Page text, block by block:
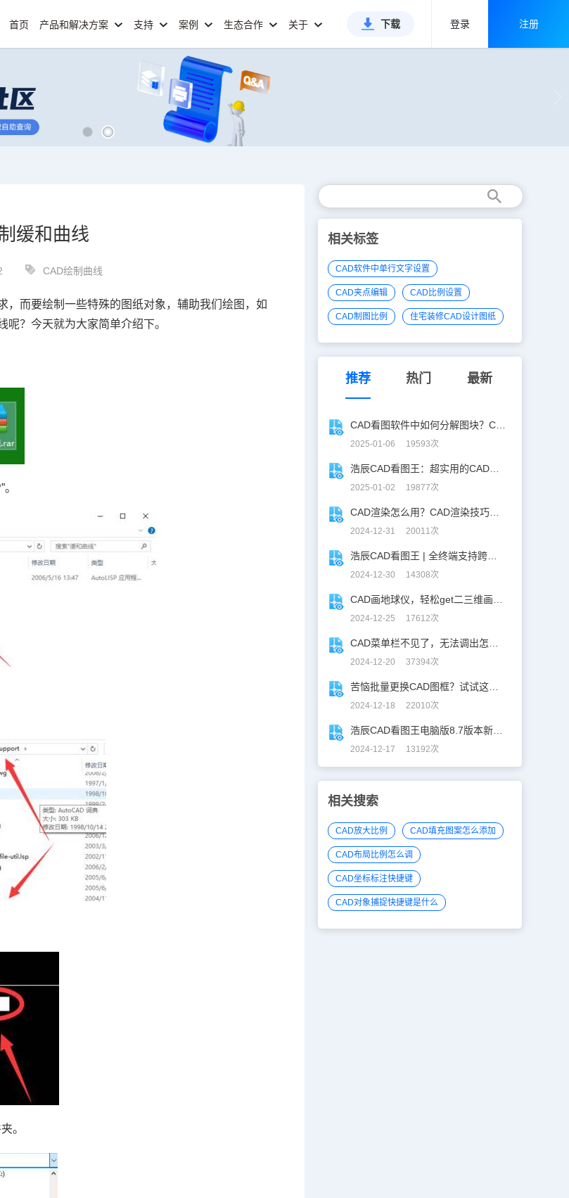
首页 产品和解决方案 支持 案例 生态合作 关于 下载 登录 注册
缓和曲线
CAD绘制曲线
，而要绘制一些特殊的图纸对象，辅助我们绘图，如
？今天就为大家简单介绍下。
”。
。
相关标签
CAD软件中单行文字设置
CAD夹点编辑 CAD比例设置
CAD制图比例 住宅装修CAD设计图纸
推荐 热门 最新
2025-01-06 19593次
2025-01-02 19877次
2024-12-31 20011次
2024-12-30 14308次
2024-12-25 17612次
2024-12-20 37394次
2024-12-18 22010次
2024-12-17 13192次
相关搜索
CAD放大比例 CAD填充图案怎么添加
CAD布局比例怎么调
CAD坐标标注快捷键
CAD对象捕捉快捷键是什么